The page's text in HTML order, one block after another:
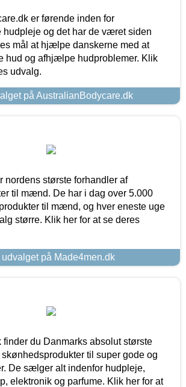
er førende inden for
hudpleje og det har de været siden
mål at hjælpe danskerne med at
hud og afhjælpe hudproblemer. Klik
udvalg.
på AustralianBodycare.dk
nordens største forhandler af
til mænd. De har i dag over 5.000
til mænd, og hver eneste uge
større. Klik her for at se deres
udvalget på Made4men.dk
finder du Danmarks absolut største
til super gode og
De sælger alt indenfor hudpleje,
elektronik og parfume. Klik her for at